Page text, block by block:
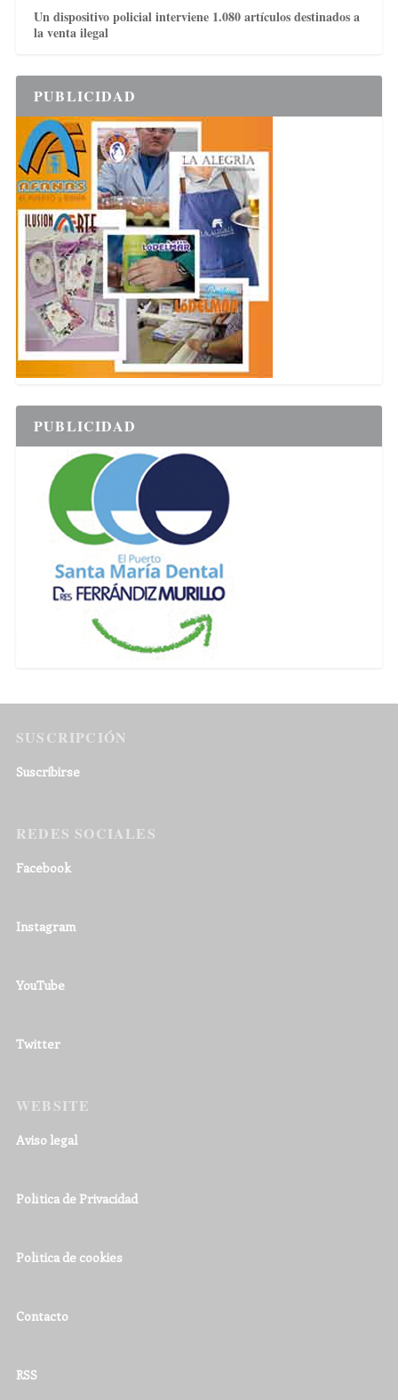
Un dispositivo policial interviene 1.080 artículos destinados a
la venta ilegal
PUBLICIDAD
PUBLICIDAD
SUSCRIPCIÓN
Suscribirse
REDES SOCIALES
Facebook
Instagram
YouTube
Twitter
WEBSITE
Aviso legal
Política de Privacidad
Política de cookies
Contacto
RSS